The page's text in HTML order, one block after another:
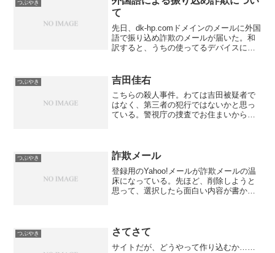
つぶやき
て
先日、dk-hp.comドメインのメールに外国
語で振り込め詐欺のメールが届いた。和
訳すると、うちの使ってるデバイスに不
いかがわしい動画を送り付けるが、やめ
てもらいたけれ...
つぶやき 吉田佳右
こちらの殺人事件。わては吉田被疑者で
はなく、第三者の犯行ではないかと思っ
ている。警視庁の捜査でお住まいからメ
わせると、外出先での吉...
つぶやき 詐欺メール
登録用のYahoo!メールが詐欺メールの温
床になっている。先ほど、削除しようと
思って、選択したら面白い内容が書かれ
つぶやき さてさて
サイトだが、どうやって作り込むか……